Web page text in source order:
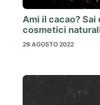
Ami il cacao?
cosmetici
29 AGOSTO 2022